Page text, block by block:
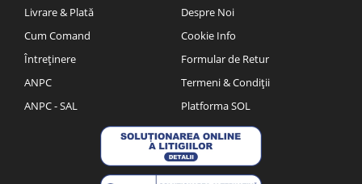
Livrare & Plată
Cum Comand
Întreținere
ANPC
ANPC - SAL
Despre Noi
Cookie Info
Formular de Retur
Termeni & Condiții
Platforma SOL